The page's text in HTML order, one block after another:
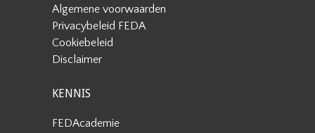
Algemene voorwaarden
Privacybeleid FEDA
Cookiebeleid
Disclaimer
KENNIS
FEDAcademie